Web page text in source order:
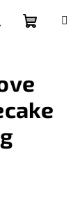
košík